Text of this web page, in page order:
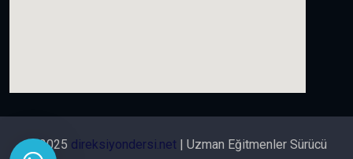
© 2025 direksiyondersi.net | Uzman Eğitmenler Sürücü